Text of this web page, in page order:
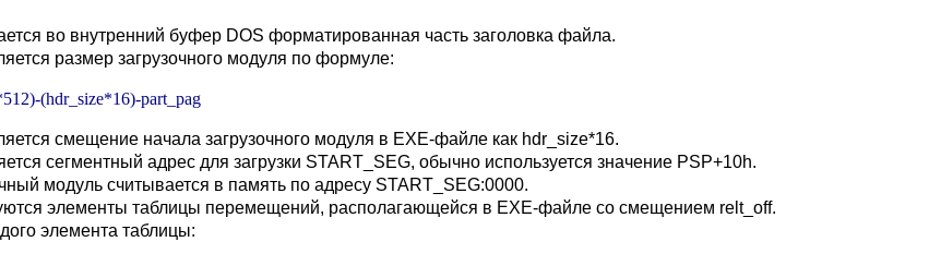
во внутренний буфер DOS форматированная часть заголовка файла.
размер загрузочного модуля по формуле:
(hdr_size*16)-part_pag
смещение начала загрузочного модуля в EXE-файле как hdr_size*16.
сегментный адрес для загрузки START_SEG, обычно используется значение PSP+10h.
модуль считывается в память по адресу START_SEG:0000.
элементы таблицы перемещений, располагающейся в EXE-файле со смещением relt_off.
элемента таблицы: